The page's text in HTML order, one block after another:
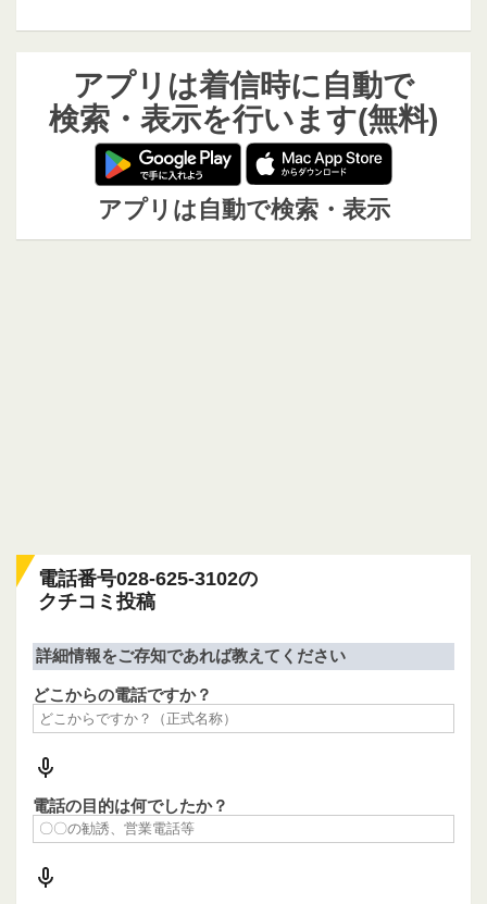
アプリは着信時に自動で
検索・表示を行います(無料)
アプリは自動で検索・表示
電話番号028-625-3102の
クチコミ投稿
詳細情報をご存知であれば教えてください
どこからの電話ですか？
電話の目的は何でしたか？